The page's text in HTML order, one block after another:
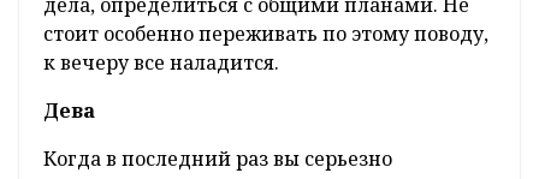
дела, определиться с общими планами. Не
стоит особенно переживать по этому поводу,
к вечеру все наладится.
Дева
Когда в последний раз вы серьезно